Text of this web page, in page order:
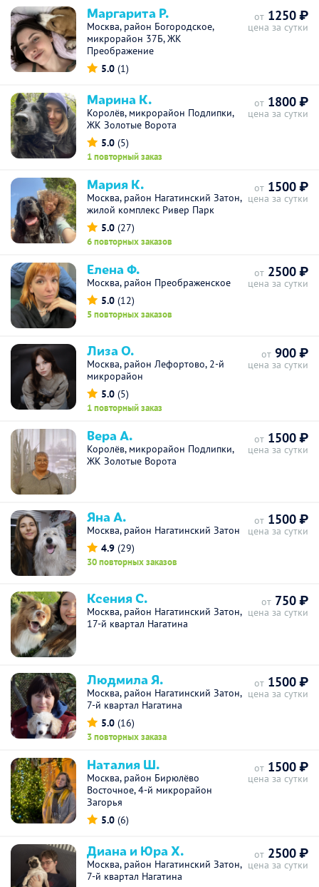
Маргарита Р.
Москва, район Богородское,
микрорайон 37Б, ЖК
Преображение
5.0 (1)
от 1250 ₽
цена за сутки
Марина К.
Королёв, микрорайон Подлипки,
ЖК Золотые Ворота
5.0 (5)
1 повторный заказ
от 1800 ₽
цена за сутки
Мария К.
Москва, район Нагатинский Затон,
жилой комплекс Ривер Парк
5.0 (27)
6 повторных заказов
от 1500 ₽
цена за сутки
Елена Ф.
Москва, район Преображенское
5.0 (12)
5 повторных заказов
от 2500 ₽
цена за сутки
Лиза О.
Москва, район Лефортово, 2-й
микрорайон
5.0 (5)
1 повторный заказ
от 900 ₽
цена за сутки
Вера А.
Королёв, микрорайон Подлипки,
ЖК Золотые Ворота
от 1500 ₽
цена за сутки
Яна А.
Москва, район Нагатинский Затон
4.9 (29)
30 повторных заказов
от 1500 ₽
цена за сутки
Ксения С.
Москва, район Нагатинский Затон,
17-й квартал Нагатина
от 750 ₽
цена за сутки
Людмила Я.
Москва, район Нагатинский Затон,
7-й квартал Нагатина
5.0 (16)
3 повторных заказа
от 1500 ₽
цена за сутки
Наталия Ш.
Москва, район Бирюлёво
Восточное, 4-й микрорайон
Загорья
5.0 (6)
от 1500 ₽
цена за сутки
Диана и Юра Х.
Москва, район Нагатинский Затон,
7-й квартал Нагатина
от 2500 ₽
цена за сутки